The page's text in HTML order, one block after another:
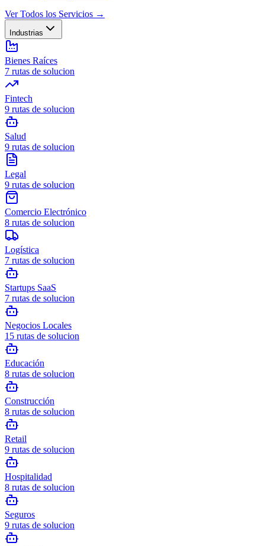
Ver Todos los Servicios →
Industrias
Bienes Raíces
7 rutas de solucion
Fintech
9 rutas de solucion
Salud
9 rutas de solucion
Legal
9 rutas de solucion
Comercio Electrónico
8 rutas de solucion
Logística
7 rutas de solucion
Startups SaaS
7 rutas de solucion
Negocios Locales
15 rutas de solucion
Educación
8 rutas de solucion
Construcción
8 rutas de solucion
Retail
9 rutas de solucion
Hospitalidad
8 rutas de solucion
Seguros
9 rutas de solucion